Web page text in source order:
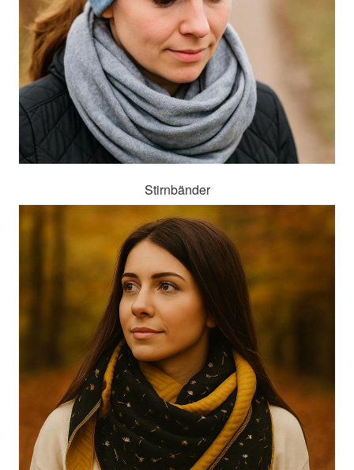
Stirnbänder